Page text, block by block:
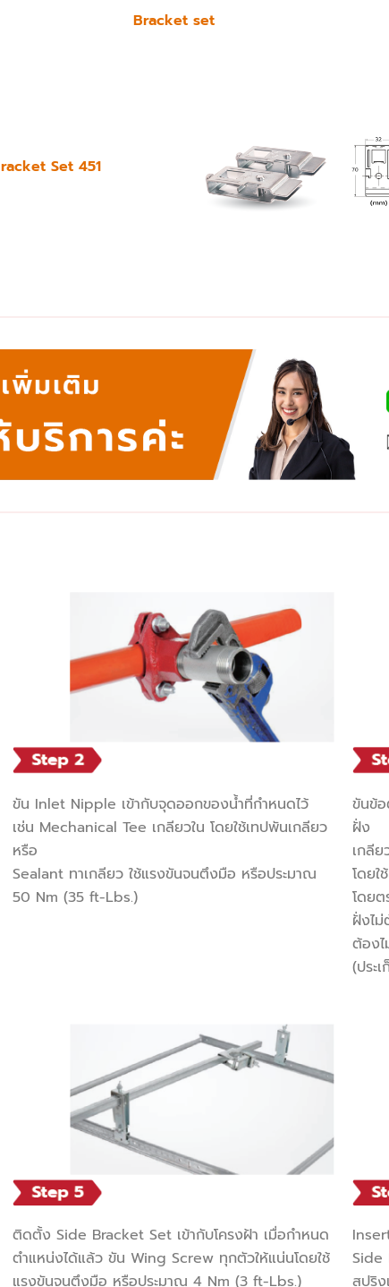
Bracket set
Set 451
ขัน Inlet Nipple เข้ากับจุดออกของน้ำที่กำหนดไว้
เช่น Mechanical Tee เกลียวใน โดยใช้เทปพันเกลียว
หรือ
Sealant ทาเกลียว ใช้แรงขันจนตึงมือ หรือประมาณ
50 Nm (35 ft-Lbs.)
ขันข้
ฝั่ง
เกลี
โดย
โดย
ฝั่งไ
ต้องไ
(ประ
ติดตั้ง Side Bracket Set เข้ากับโครงฝ้า เมื่อกำหนด
ตำแหน่งได้แล้ว ขัน Wing Screw ทุกตัวให้แน่นโดยใช้
แรงขันจนตึงมือ หรือประมาณ 4 Nm (3 ft-Lbs.)
Side
สปริ